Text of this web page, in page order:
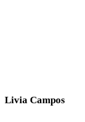
Livia Campos